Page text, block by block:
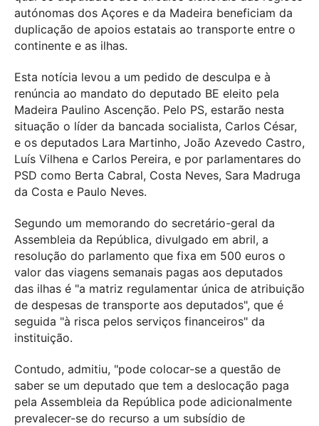
autónomas dos Açores e da Madeira beneficiam da
duplicação de apoios estatais ao transporte entre o
continente e as ilhas.
Esta notícia levou a um pedido de desculpa e à
renúncia ao mandato do deputado BE eleito pela
Madeira Paulino Ascenção. Pelo PS, estarão nesta
situação o líder da bancada socialista, Carlos César,
e os deputados Lara Martinho, João Azevedo Castro,
Luís Vilhena e Carlos Pereira, e por parlamentares do
PSD como Berta Cabral, Costa Neves, Sara Madruga
da Costa e Paulo Neves.
Segundo um memorando do secretário-geral da
Assembleia da República, divulgado em abril, a
resolução do parlamento que fixa em 500 euros o
valor das viagens semanais pagas aos deputados
das ilhas é "a matriz regulamentar única de atribuição
de despesas de transporte aos deputados", que é
seguida "à risca pelos serviços financeiros" da
instituição.
Contudo, admitiu, "pode colocar-se a questão de
saber se um deputado que tem a deslocação paga
pela Assembleia da República pode adicionalmente
prevalecer-se do recurso a um subsídio de